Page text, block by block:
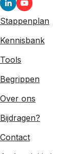
Stappenplan
Kennisbank
Tools
Begrippen
Over ons
Bijdragen?
Contact